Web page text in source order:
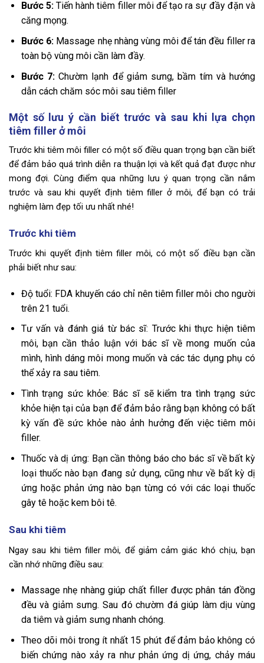
Bước 5:Tiến hành tiêm filler môi để tạo ra sự đầy đặn và
căng mọng.
Bước 6: Massage nhẹ nhàng vùng môi để tán đều filler ra
toàn bộ vùng môi cần làm đầy.
Bước 7: Chườm lạnh để giảm sưng, bầm tím và hướng
dẫn cách chăm sóc môi sau tiêm filler
Một số lưu ý cần biết trước và sau khi lựa chọn
tiêm filler ở môi
Trước khi tiêm môi filler có một số điều quan trọng bạn cần biết
để đảm bảo quá trình diễn ra thuận lợi và kết quả đạt được như
mong đợi. Cùng điểm qua những lưu ý quan trọng cần nắm
trước và sau khi quyết định tiêm filler ở môi, để bạn có trải
nghiệm làm đẹp tối ưu nhất nhé!
Trước khi tiêm
Trước khi quyết định tiêm filler môi, có một số điều bạn cần
phải biết như sau:
Độ tuổi: FDA khuyến cáo chỉ nên tiêm filler môi cho người
trên 21 tuổi.
Tư vấn và đánh giá từ bác sĩ: Trước khi thực hiện tiêm
môi, bạn cần thảo luận với bác sĩ về mong muốn của
mình, hình dáng môi mong muốn và các tác dụng phụ có
thể xảy ra sau tiêm.
Tình trạng sức khỏe: Bác sĩ sẽ kiểm tra tình trạng sức
khỏe hiện tại của bạn để đảm bảo rằng bạn không có bất
kỳ vấn đề sức khỏe nào ảnh hưởng đến việc tiêm môi
filler.
Thuốc và dị ứng: Bạn cần thông báo cho bác sĩ về bất kỳ
loại thuốc nào bạn đang sử dụng, cũng như về bất kỳ dị
ứng hoặc phản ứng nào bạn từng có với các loại thuốc
gây tê hoặc kem bôi tê.
Sau khi tiêm
Ngay sau khi tiêm filler môi, để giảm cảm giác khó chịu, bạn
cần nhớ những điều sau:
Massage nhẹ nhàng giúp chất filler được phân tán đồng
đều và giảm sưng. Sau đó chườm đá giúp làm dịu vùng
da tiêm và giảm sưng nhanh chóng.
Theo dõi môi trong ít nhất 15 phút để đảm bảo không có
biến chứng nào xảy ra như phản ứng dị ứng, chảy máu